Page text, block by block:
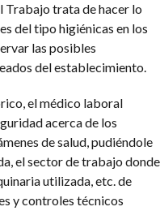
Trabajo trata de hacer lo
del tipo higiénicas en los
las posibles
del establecimiento.
el médico laboral
acerca de los
de salud, pudiéndole
el sector de trabajo donde
utilizada, etc. de
y controles técnicos